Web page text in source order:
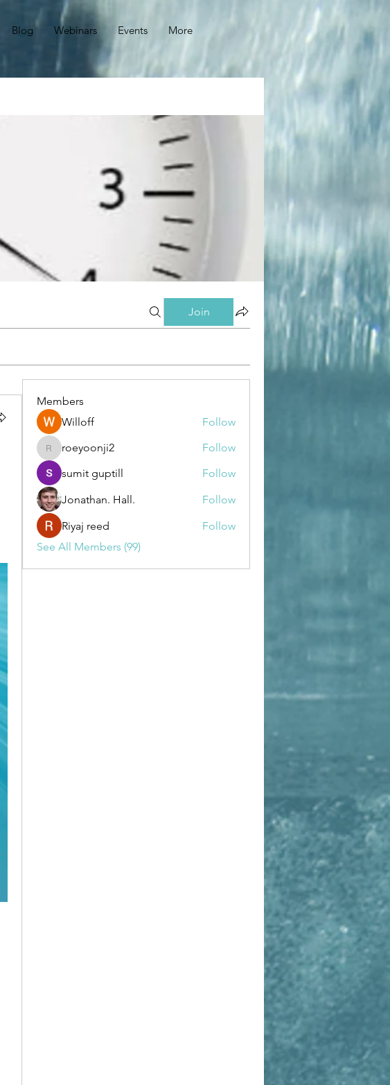
Blog Webinars Events More
Join
Members
Willoff
Follow
roeyoonji2
roeyoonji2
Follow
sumit guptill
Follow
Jonathan. Hall.
Follow
Riyaj reed
Follow
See All Members (99)